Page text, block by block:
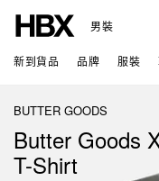
男裝
新到貨品 品牌 服裝
BUTTER GOODS
Butter Goods
T-Shirt